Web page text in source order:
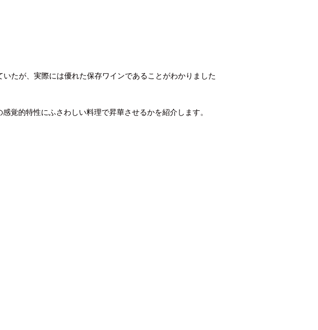
たが、実際には優れた保存ワインであることがわかりました
覚的特性にふさわしい料理で昇華させるかを紹介します。